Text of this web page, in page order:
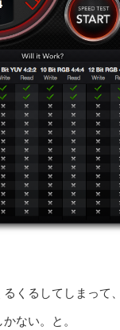
くるしてしまって
ない。と。